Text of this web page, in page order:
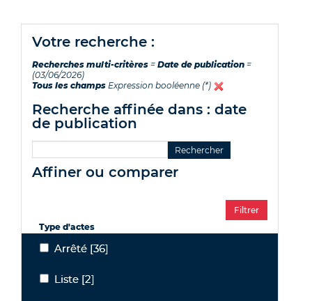
votre recherche :
Recherches multi-critères = Date de publication =
(03/06/2026)
Tous les champs Expression booléenne (*)
recherche affinée dans : date
de publication
affiner ou comparer
Type d'actes
ArrêtéArrêté [36]
Liste [2]